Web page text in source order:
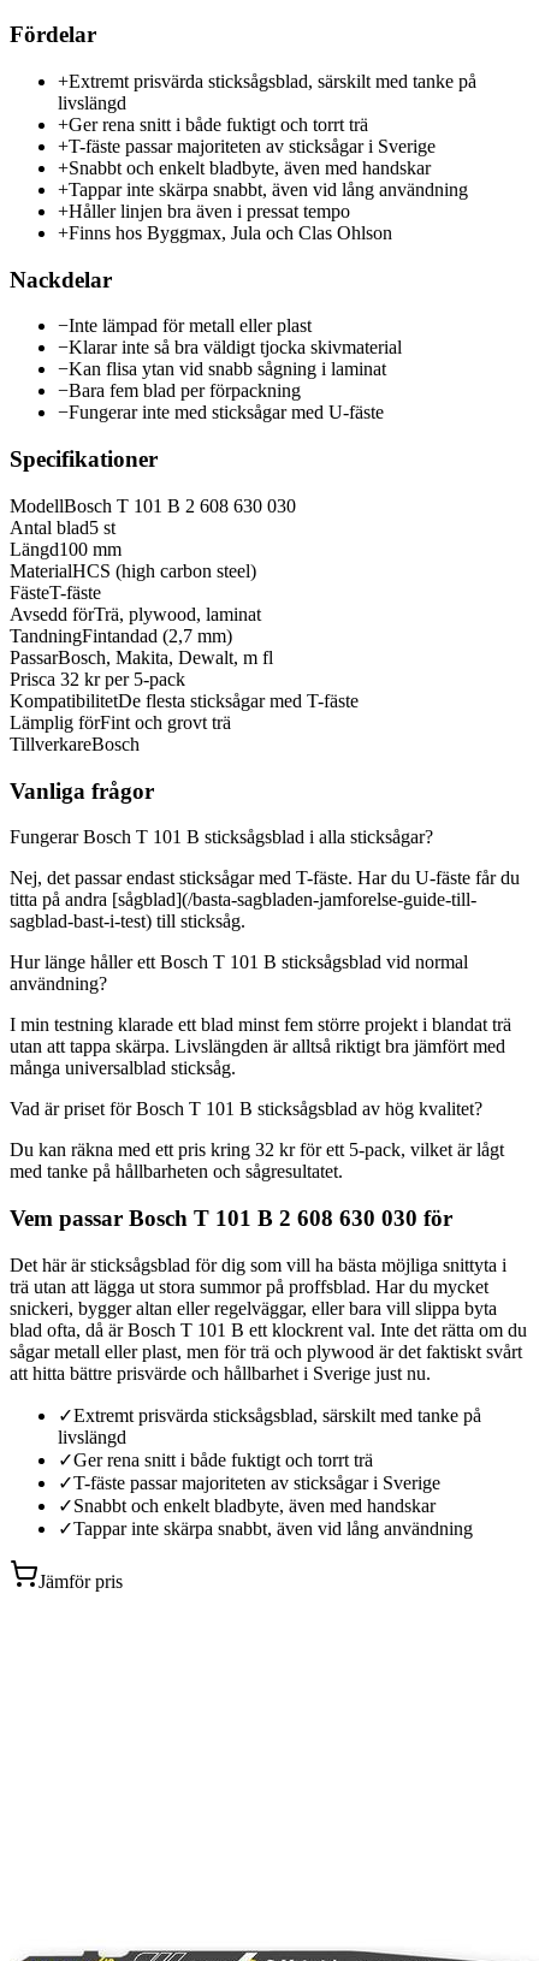
Fördelar
+Extremt prisvärda sticksågsblad, särskilt med tanke på
livslängd
+Ger rena snitt i både fuktigt och torrt trä
+T-fäste passar majoriteten av sticksågar i Sverige
+Snabbt och enkelt bladbyte, även med handskar
+Tappar inte skärpa snabbt, även vid lång användning
+Håller linjen bra även i pressat tempo
+Finns hos Byggmax, Jula och Clas Ohlson
Nackdelar
−Inte lämpad för metall eller plast
−Klarar inte så bra väldigt tjocka skivmaterial
−Kan flisa ytan vid snabb sågning i laminat
−Bara fem blad per förpackning
−Fungerar inte med sticksågar med U-fäste
Specifikationer
ModellBosch T 101 B 2 608 630 030
Antal blad5 st
Längd100 mm
MaterialHCS (high carbon steel)
FästeT-fäste
Avsedd förTrä, plywood, laminat
TandningFintandad (2,7 mm)
PassarBosch, Makita, Dewalt, m fl
Prisca 32 kr per 5-pack
KompatibilitetDe flesta sticksågar med T-fäste
Lämplig förFint och grovt trä
TillverkareBosch
Vanliga frågor
Fungerar Bosch T 101 B sticksågsblad i alla sticksågar?
Nej, det passar endast sticksågar med T-fäste. Har du U-fäste får du
titta på andra [sågblad](/basta-sagbladen-jamforelse-guide-till-
sagblad-bast-i-test) till sticksåg.
Hur länge håller ett Bosch T 101 B sticksågsblad vid normal
användning?
I min testning klarade ett blad minst fem större projekt i blandat trä
utan att tappa skärpa. Livslängden är alltså riktigt bra jämfört med
många universalblad sticksåg.
Vad är priset för Bosch T 101 B sticksågsblad av hög kvalitet?
Du kan räkna med ett pris kring 32 kr för ett 5-pack, vilket är lågt
med tanke på hållbarheten och sågresultatet.
Vem passar Bosch T 101 B 2 608 630 030 för
Det här är sticksågsblad för dig som vill ha bästa möjliga snittyta i
trä utan att lägga ut stora summor på proffsblad. Har du mycket
snickeri, bygger altan eller regelväggar, eller bara vill slippa byta
blad ofta, då är Bosch T 101 B ett klockrent val. Inte det rätta om du
sågar metall eller plast, men för trä och plywood är det faktiskt svårt
att hitta bättre prisvärde och hållbarhet i Sverige just nu.
✓Extremt prisvärda sticksågsblad, särskilt med tanke på
livslängd
✓Ger rena snitt i både fuktigt och torrt trä
✓T-fäste passar majoriteten av sticksågar i Sverige
✓Snabbt och enkelt bladbyte, även med handskar
✓Tappar inte skärpa snabbt, även vid lång användning
Jämför pris